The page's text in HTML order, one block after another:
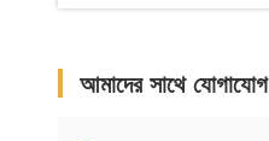
আমাদের সাথে যোগাযোগ